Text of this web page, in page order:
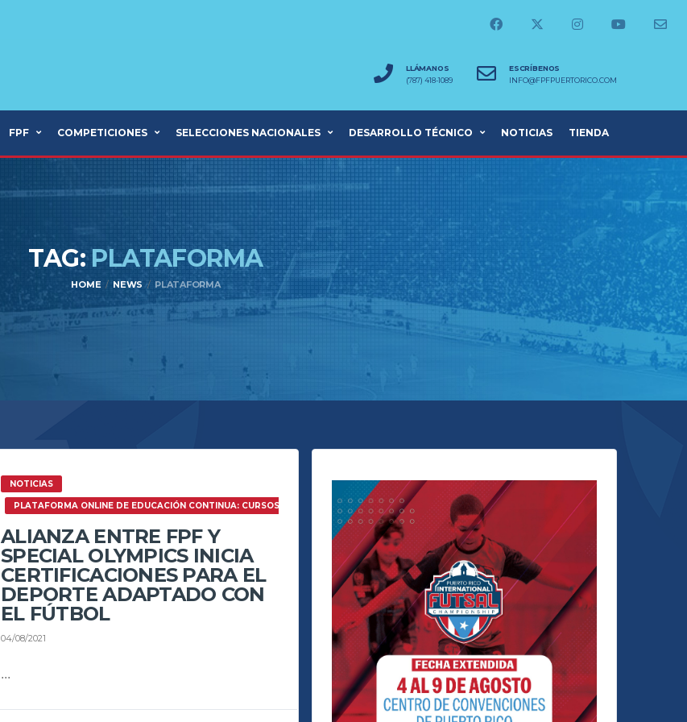
LLÁMANOS
(787) 418-1089
ESCRÍBENOS
INFO@FPFPUERTORICO.COM
FPF COMPETICIONES SELECCIONES NACIONALES DESARROLLO TÉCNICO NOTICIAS TIENDA
TAG:PLATAFORMA
HOME NEWS PLATAFORMA
NOTICIAS
PLATAFORMA ONLINE DE EDUCACIÓN CONTINUA: CURSOS.FPFPUERTORICO.COM
ALIANZA ENTRE FPF Y
SPECIAL OLYMPICS INICIA
CERTIFICACIONES PARA EL
DEPORTE ADAPTADO CON
EL FÚTBOL
04/08/2021
...